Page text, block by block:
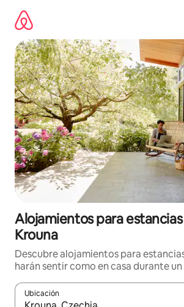
contenido
Alojamientos para
Krouna
Descubre alojamientos para
harán sentir como en casa durante un
Ubicación
Cuando los resultados estén